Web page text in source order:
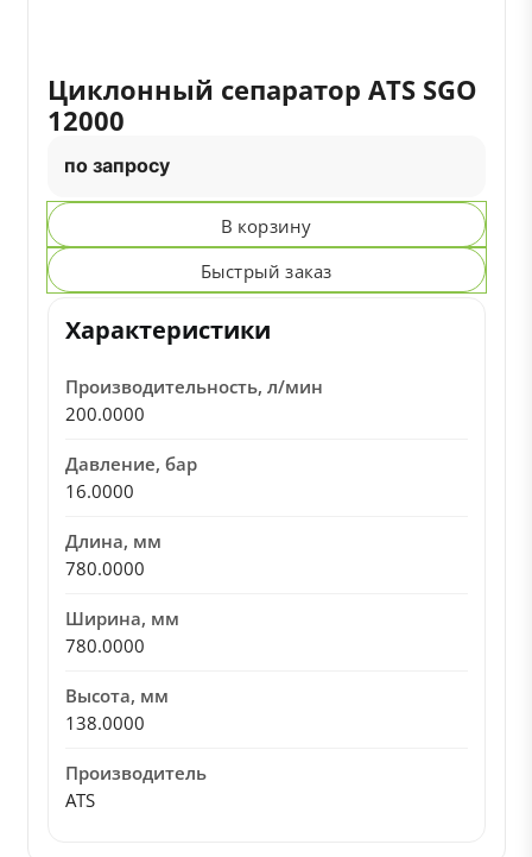
Циклонный сепаратор ATS SGO
12000
по запросу
В корзину
Быстрый заказ
Характеристики
Производительность, л/мин
200.0000
Давление, бар
16.0000
Длина, мм
780.0000
Ширина, мм
780.0000
Высота, мм
138.0000
Производитель
ATS